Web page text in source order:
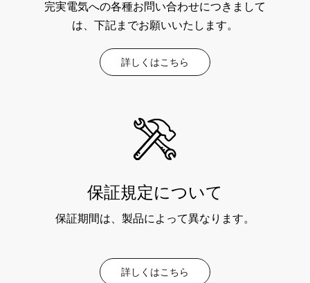
完実電気への各種お問い合わせにつきまして
は、下記までお願いいたします。
詳しくはこちら
保証規定について
保証期間は、製品によって異なります。
詳しくはこちら